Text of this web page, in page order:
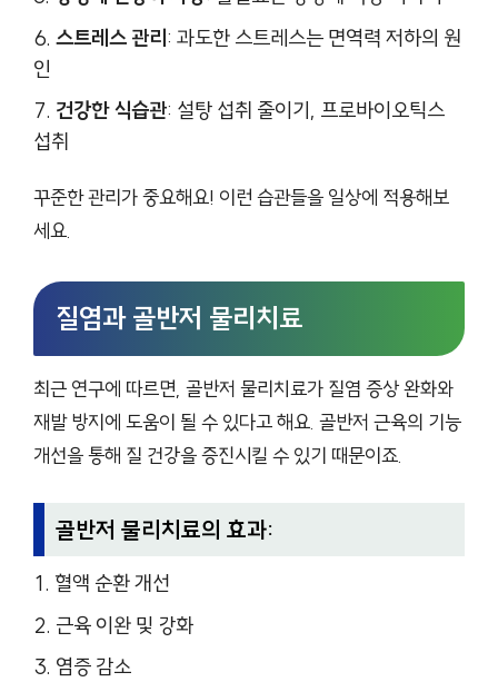
스트레스 관리: 과도한 스트레스는 면역력 저하의 원
인
건강한 식습관: 설탕 섭취 줄이기, 프로바이오틱스
섭취
꾸준한 관리가 중요해요! 이런 습관들을 일상에 적용해보
세요.
질염과 골반저 물리치료
최근 연구에 따르면, 골반저 물리치료가 질염 증상 완화와
재발 방지에 도움이 될 수 있다고 해요. 골반저 근육의 기능
개선을 통해 질 건강을 증진시킬 수 있기 때문이죠.
골반저 물리치료의 효과:
혈액 순환 개선
근육 이완 및 강화
염증 감소